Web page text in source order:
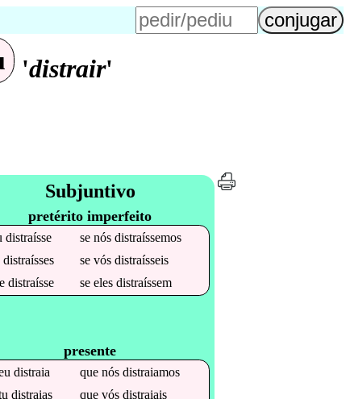
'distrair'
Subjuntivo
pretérito imperfeito
distraísse senósdistraíssemos
distraísses sevósdistraísseis
distraísse seelesdistraíssem
presente
distraia quenósdistraiamos
distraias quevósdistraiais